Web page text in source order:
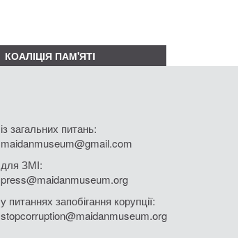
КОАЛІЦІЯ ПАМ'ЯТІ
із загальних питань:
maidanmuseum@gmail.com
для ЗМІ:
press@maidanmuseum.org
у питаннях запобігання корупції:
stopcorruption@maidanmuseum.org